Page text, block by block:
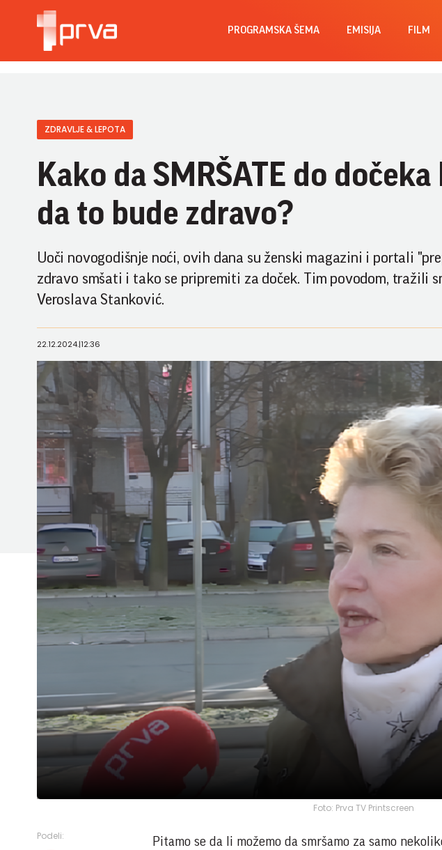
PROGRAMSKA ŠEMA EMISIJA FILM
ZDRAVLJE & LEPOTA
Kako da SMRŠATE do
da to bude zdravo?
Uoči novogodišnje noći, ovih dana su ženski magazini i portali
zdravo smšati i tako se pripremiti za doček. Tim povodom, tražili
Veroslava Stanković.
Foto: Prva TV Printscreen
22.12.2024.|12:36
Podeli: Pitamo se da li možemo da smršamo za samo